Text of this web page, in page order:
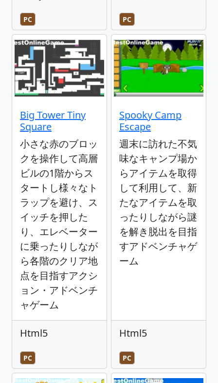
PC PC
Big Tower Tiny
Square
小さな赤のブロッ
クを操作して高層
ビルの1階からス
タートし様々なト
ラップを避け、ス
イッチを押した
り、エレベーター
に乗ったりしなが
ら各階のクリア地
点を目指すアクシ
ョン・アドベンチ
ャゲーム
Html5
PC
Spooky Camp
Escape
週末に訪れた不気
味なキャンプ場か
らアイテムを取得
して利用して、新
たなアイテムを取
ったりしながら謎
を解き脱出を目指
すアドベンチャゲ
ーム
Html5
PC